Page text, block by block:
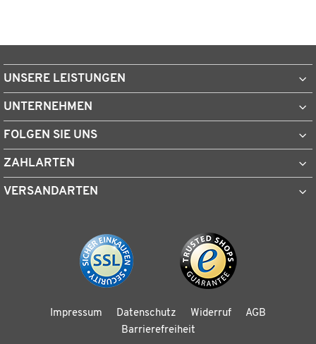
UNSERE LEISTUNGEN
UNTERNEHMEN
FOLGEN SIE UNS
ZAHLARTEN
VERSANDARTEN
Impressum Datenschutz Widerruf
AGB
Barrierefreiheit